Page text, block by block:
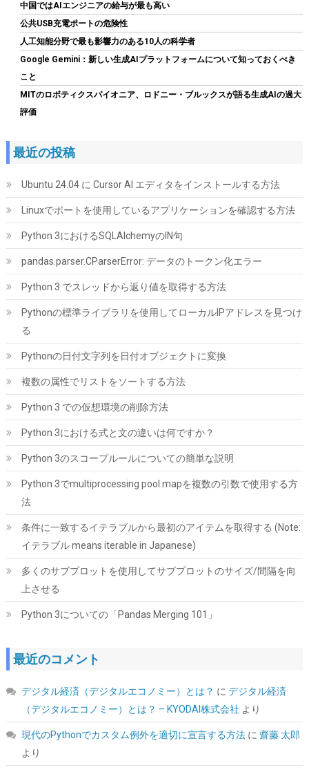
玄人志向 電源ユニット 600W ATX 電源 80 PLUS スタンダード PC
電源 12cm静音ファン KRPW-L5-600W/80+/REV2.0
(542182) GBP 17.61 (2026-08-08 04:05 GMT +09:00 時点 -詳細は
こちら
CFD販売 デスクトップPC用メモリ グラフェン 銅箔 ヒートシンク
DDR5-5600 32GB×2枚 (64GB) 相性保証 288pin シー・エフ・デー
販売 CFD Standard W5U5600CS-32GC46F
(54616) GBP 465.25 (2026-08-08 04:05 GMT +09:00 時点 -詳細は
こちら
シリコンパワー SSD 512GB 3D NAND M.2 2280 PCIe3.0×4
NVMe1.3 P34A60シリーズ 5年保証 SP512GBP34A60M28
こちら)
Hanye SSD 1TB PCIe Gen4x4 M.2 NVMe 2280 ヒートシンク搭載
NAND TLC HE70 正規代理店品メーカー5年保証
(5462754) GBP 136.41 (2026-08-08 04:05 GMT +09:00 時点 -詳細
はこちら)
中国ではAIエンジニアの給与が最も高い
公共USB充電ポートの危険性
人工知能分野で最も影響力のある10人の科学者
Google Gemini：新しい生成AIプラットフォームについて知っておくべき
こと
MITのロボティクスパイオニア、ロドニー・ブルックスが語る生成AIの過大
評価
最近の投稿
Ubuntu 24.04 に Cursor AI エディタをインストールする方法
Linuxでポートを使用しているアプリケーションを確認する方法
Python 3におけるSQLAlchemyのIN句
pandas.parser.CParserError: データのトークン化エラー
Python 3 でスレッドから返り値を取得する方法
Pythonの標準ライブラリを使用してローカルIPアドレスを見つけ
る
Pythonの日付文字列を日付オブジェクトに変換
複数の属性でリストをソートする方法
Python 3 での仮想環境の削除方法
Python 3における式と文の違いは何ですか？
Python 3のスコープルールについての簡単な説明
Python 3でmultiprocessing pool.mapを複数の引数で使用する方
法
条件に一致するイテラブルから最初のアイテムを取得する (Note:
イテラブル means iterable in Japanese)
多くのサブプロットを使用してサブプロットのサイズ/間隔を向
上させる
Python 3についての「Pandas Merging 101」
最近のコメント
デジタル経済（デジタルエコノミー）とは？ に デジタル経済
（デジタルエコノミー）とは？ – KYODAI株式会社 より
現代のPythonでカスタム例外を適切に宣言する方法に 齋藤 太郎
より